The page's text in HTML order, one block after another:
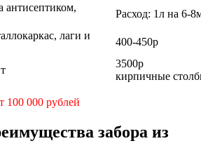
антисептиком,
Расход: 1л на 6-
лаги и
400-450р
кирпичные
100 000 рублей
забора из